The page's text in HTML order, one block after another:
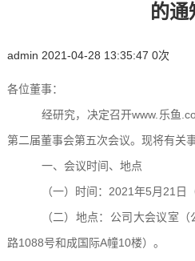
的通
admin 2021-04-28 13:35:47 0次
各位董事：
经研究，决定召开www.乐鱼
第二届董事会第五次会议。现将有关
一、会议时间、地点
（一）时间： 2021年5月 21 日
（二）地点：公司大会议室
路1088号和成国际A幢10楼）。